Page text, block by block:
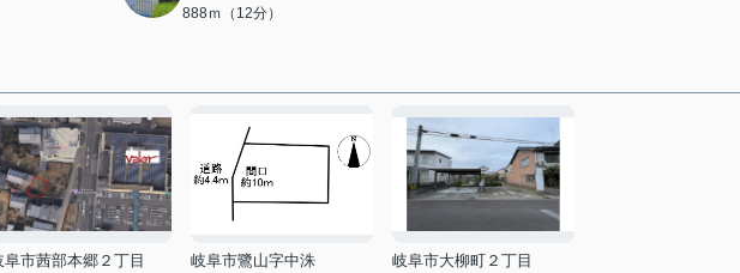
888ｍ（12分）
阜市茜部本郷２丁目
岐阜市鷺山字中洙
岐阜市大柳町２丁目